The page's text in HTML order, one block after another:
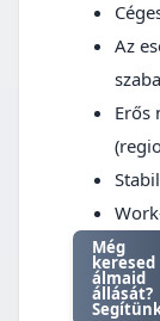
Az
Erős
Még
keresed
álmaid
állását?